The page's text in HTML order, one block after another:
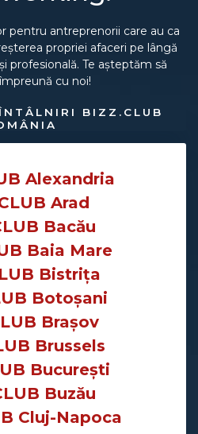
pentru antreprenorii care au ca
propriei afaceri pe lângă
profesională. Te așteptăm să
cu noi!
BIZZ.CLUB
Alexandria
Arad
Bacău
Baia Mare
Bistrița
Botoșani
Brașov
Brussels
București
Buzău
Cluj-Napoca